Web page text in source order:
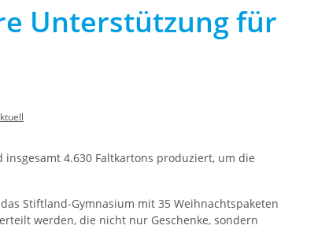
Unterstützung für
4.630 Faltkartons produziert, um die
Stiftland-Gymnasium mit 35 Weihnachtspaketen
werden, die nicht nur Geschenke, sondern